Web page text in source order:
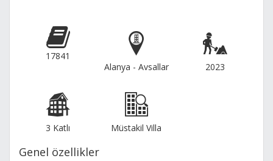
17841
Alanya - Avsallar
2023
3 Katlı Müstakil Villa
Genel özellikler